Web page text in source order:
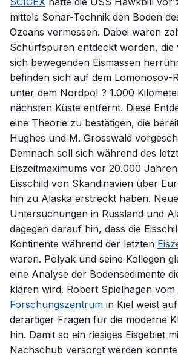
mittels Sonar-Technik den Boden
Ozeans vermessen. Dabei waren
Schürfspuren entdeckt worden, die
sich bewegenden Eismassen
befinden sich auf dem Lomonosov-
unter dem Nordpol ? 1.000
nächsten Küste entfernt. Diese
eine Theorie zu bestätigen, die
Hughes und M. Grosswald
Demnach soll sich während des
Eiszeitmaximums vor 20.000
Eisschild von Skandinavien über
hin zu Alaska erstreckt haben.
Untersuchungen in Russland und
dagegen darauf hin, dass die
Kontinente während der letzten
waren. Polyak und seine Kollegen
eine Analyse der Bodensedimente
klären wird. Robert Spielhagen vom
Forschungszentrum in Kiel weist
derartiger Fragen für die moderne
hin. Damit so ein riesiges Eisgebiet
Nachschub versorgt werden